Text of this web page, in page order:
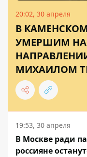
20:02, 30 апреля
В
УМЕРШИМ
МИХАИЛОМ
19:53, 30 апреля
В Москве ради
россияне